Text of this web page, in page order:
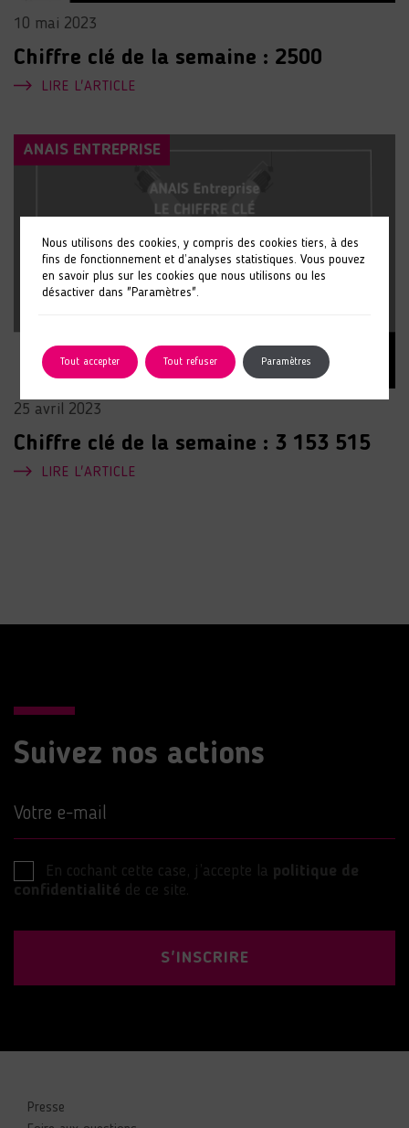
10 mai 2023
Chiffre clé de la semaine : 2500
LIRE L'ARTICLE
ANAIS ENTREPRISE
25 avril 2023
Chiffre clé de la semaine : 3 153 515
LIRE L'ARTICLE
Suivez nos actions
Votre e-mail
En cochant cette case, j’accepte la politique de
confidentialité de ce site.
S'INSCRIRE
Presse
Nous utilisons des cookies, y compris des cookies tiers, à des
fins de fonctionnement et d’analyses statistiques. Vous pouvez
en savoir plus sur les cookies que nous utilisons ou les
désactiver dans "Paramètres".
Tout accepter Tout refuser Paramètres